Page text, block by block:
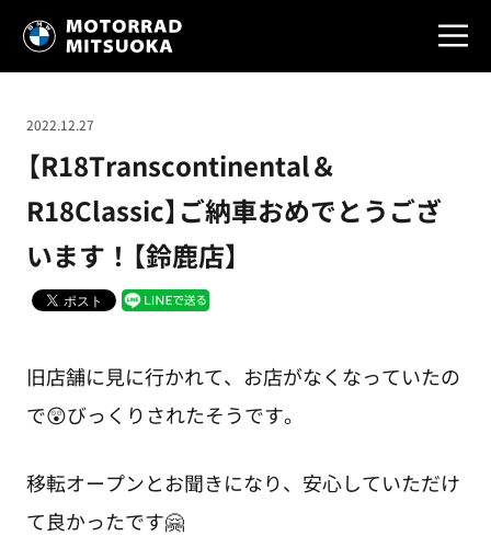
【R18Transcontinental＆
R18Classic】ご納車おめでとうござ
います！【鈴鹿店】
2022.12.27
旧店舗に見に行かれて、お店がなくなっていたの
で😲びっくりされたそうです。
移転オープンとお聞きになり、安心していただけ
て良かったです🤗